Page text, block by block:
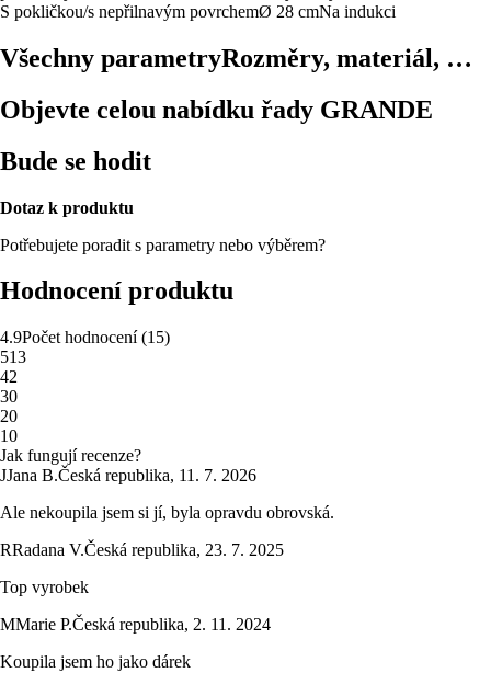
S pokličkou/s nepřilnavým povrchemØ 28 cmNa indukci
Všechny parametryRozměry, materiál, …
Objevte celou nabídku řady GRANDE
Bude se hodit
Dotaz k produktu
Potřebujete poradit s parametry nebo výběrem?
Hodnocení produktu
4.9Počet hodnocení(15)
513
42
30
20
10
Jak fungují recenze?
JJana B.Česká republika, 11. 7. 2026
Ale nekoupila jsem si jí, byla opravdu obrovská.
RRadana V.Česká republika, 23. 7. 2025
Top vyrobek
MMarie P.Česká republika, 2. 11. 2024
Koupila jsem ho jako dárek